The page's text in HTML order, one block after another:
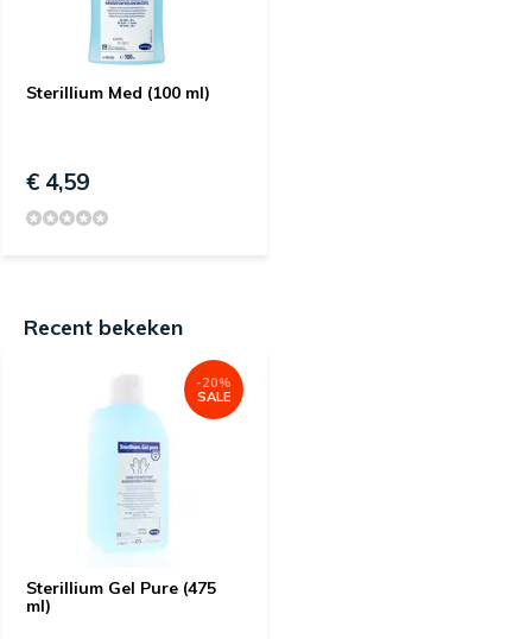
Sterillium Med (100 ml)
€ 4,59
Recent bekeken
Sterillium Gel Pure (475
ml)
-20%
SALE